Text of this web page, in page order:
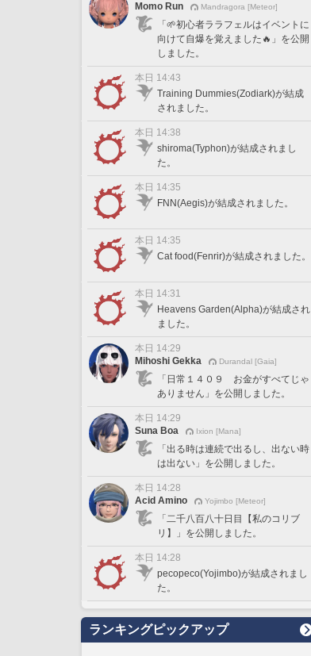
Momo Run
Mandragora [Meteor]
「🌱初心者ララフェルはイベントに
向けて自爆を覚えました🔥」を公開
しました。
本日 14:43
Training Dummies(Zodiark)が結成
されました。
本日 14:38
shiroma(Typhon)が結成されまし
た。
本日 14:35
FNN(Aegis)が結成されました。
本日 14:35
Cat food(Fenrir)が結成されました。
本日 14:31
Heavens Garden(Alpha)が結成され
ました。
本日 14:29
Mihoshi Gekka
Durandal [Gaia]
「日常１４０９ お金がすべてじゃ
ありません」を公開しました。
本日 14:29
Suna Boa
Ixion [Mana]
「出る時は連続で出るし、出ない時
は出ない」を公開しました。
本日 14:28
Acid Amino
Yojimbo [Meteor]
「二千八百八十日目【私のコリブ
リ】」を公開しました。
本日 14:28
pecopeco(Yojimbo)が結成されまし
た。
ランキングピックアップ